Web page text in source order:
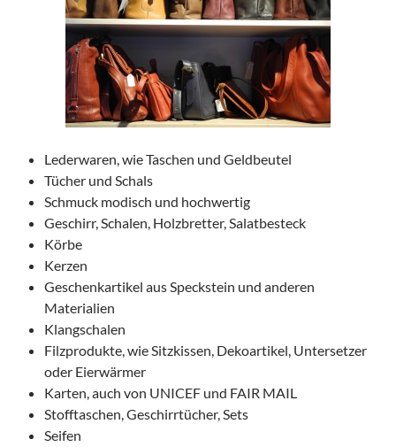
Lederwaren, wie Taschen und Geldbeutel
Tücher und Schals
Schmuck modisch und hochwertig
Geschirr, Schalen, Holzbretter, Salatbesteck
Körbe
Kerzen
Geschenkartikel aus Speckstein und anderen
Materialien
Klangschalen
Filzprodukte, wie Sitzkissen, Dekoartikel, Untersetzer
oder Eierwärmer
Karten, auch von UNICEF und FAIR MAIL
Stofftaschen, Geschirrtücher, Sets
Seifen